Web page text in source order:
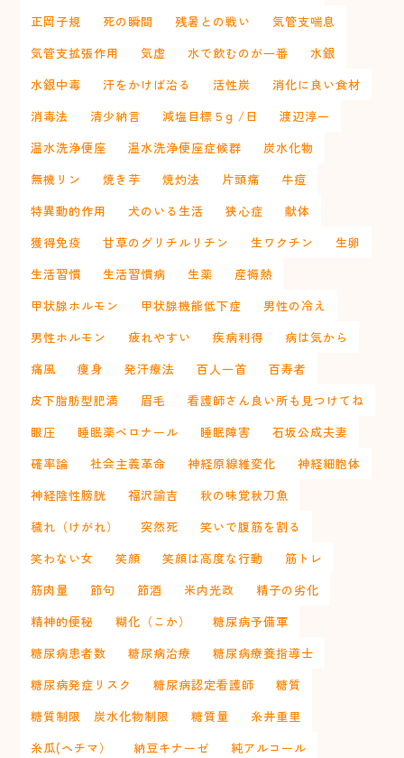
正岡子規
死の瞬間 残暑との戦い
気管支喘息
気管支拡張作用
気虚 水で飲むのが一番
水銀
水銀中毒
汗をかけば治る 活性炭
消化に良い食材
消毒法
清少納言 減塩目標５g /日
渡辺淳一
温水洗浄便座
温水洗浄便座症候群
炭水化物
無機リン
焼き芋 焼灼法 片頭痛
牛痘
特異動的作用
犬のいる生活 狭心症
献体
獲得免疫
甘草のグリチルリチン 生ワクチン
生卵
生活習慣
生活習慣病 生薬
産褥熱
甲状腺ホルモン
甲状腺機能低下症
男性の冷え
男性ホルモン
疲れやすい 疾病利得
病は気から
痛風
痩身 発汗療法 百人一首
百寿者
皮下脂肪型肥満
眉毛
看護師さん良い所も見つけてね
眼圧
睡眠薬ベロナール 睡眠障害
石坂公成夫妻
確率論
社会主義革命 神経原線維変化
神経細胞体
神経陰性膀胱
福沢諭吉
秋の味覚秋刀魚
穢れ（けがれ）
突然死
笑いで腹筋を割る
笑わない女
笑顔 笑顔は高度な行動
筋トレ
筋肉量
節句 節酒 米内光政
精子の劣化
精神的便秘
糊化（こか）
糖尿病予備軍
糖尿病患者数
糖尿病治療
糖尿病療養指導士
糖尿病発症リスク
糖尿病認定看護師
糖質
糖質制限 炭水化物制限
糖質量
糸井重里
糸瓜(ヘチマ）
納豆キナーゼ
純アルコール